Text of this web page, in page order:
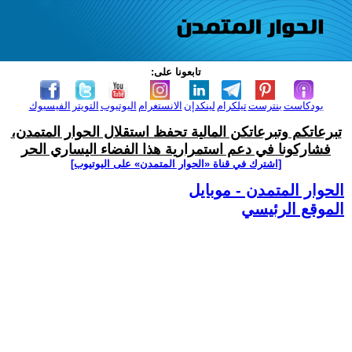
تابعونا على:
الفيسبوك التويتر اليوتيوب الانستغرام لينكدإن تيلكرامبنترست بودكاست
تبرعاتكم وتبرعاتكن المالية تحفظ استقلال الحوار المتمدن،
فشاركونا في دعم استمرارية هذا الفضاء اليساري الحر
[اشترك في قناة ‫«الحوار المتمدن» على اليوتيوب]
الحوار المتمدن - موبايل
الموقع الرئيسي